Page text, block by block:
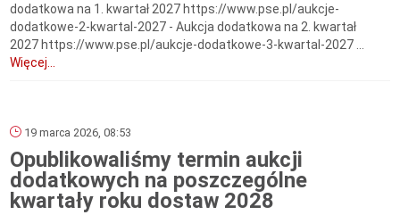
dodatkowa na 1. kwartał 2027 https://www.pse.pl/aukcje-
dodatkowe-2-kwartal-2027 - Aukcja dodatkowa na 2. kwartał
2027 https://www.pse.pl/aukcje-dodatkowe-3-kwartal-2027 ...
Więcej...
19 marca 2026, 08:53
Opublikowaliśmy termin aukcji
dodatkowych na poszczególne
kwartały roku dostaw 2028